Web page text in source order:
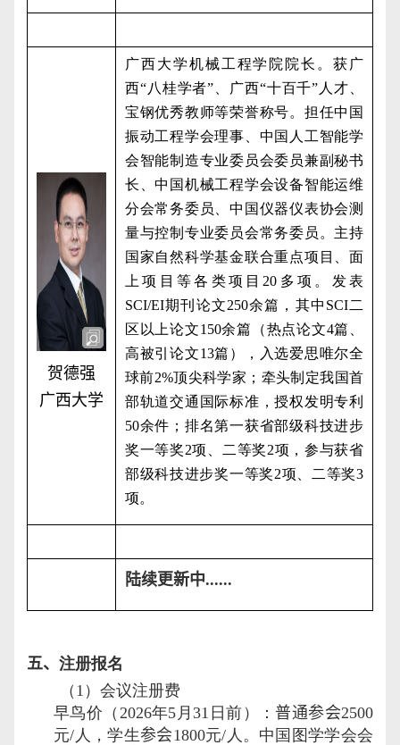
贺德强
广西大学
广西大学机械工程学院院长。获广
西“八桂学者”、广西“十百千”人才、
宝钢优秀教师等荣誉称号。担任中国
振动工程学会理事、中国人工智能学
会智能制造专业委员会委员兼副秘书
长、中国机械工程学会设备智能运维
分会常务委员、中国仪器仪表协会测
量与控制专业委员会常务委员。主持
国家自然科学基金联合重点项目、面
上项目等各类项目 20 多项。发表
SCI/EI期刊论文250余篇，其中 SCI二
区以上论文150余篇（热点论文4篇、
高被引论文13篇），入选爱思唯尔全
球前2%顶尖科学家；牵头制定我国首
部轨道交通国际标准，授权发明专利
50余件；排名第一获省部级科技进步
奖一等奖2项、二等奖2项，参与获省
部级科技进步奖一等奖2项、二等奖3
项。
陆续更新中......
五、 注册报名
（ 1 ）会议注册费
早鸟价（ 2026年5 月31 日前）： 普通参会2500
元/ 人，学生参会1800元/ 人。中国图学学会会